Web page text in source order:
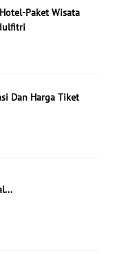
Paket Wisata
Dan Harga Tiket